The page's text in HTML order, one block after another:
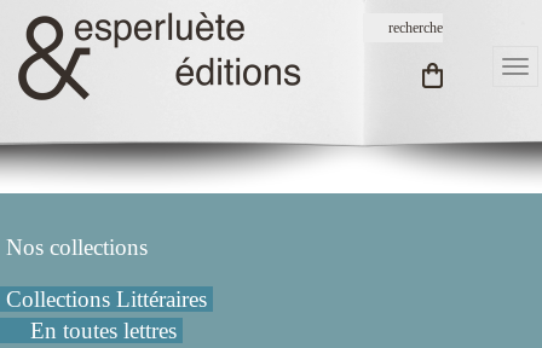
Nos collections
Collections Littéraires
En toutes lettres